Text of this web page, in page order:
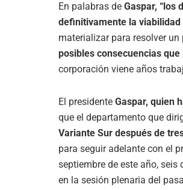
En palabras de Gaspar, “los
definitivamente la viabilidad
materializar para resolver un
posibles consecuencias
corporación viene años
El presidente Gaspar, quien
que el departamento que
Variante Sur después de
para seguir adelante con el
septiembre de este año, seis
en la sesión plenaria del